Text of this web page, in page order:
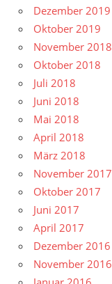
Dezember 2019
Oktober 2019
November 2018
Oktober 2018
Juli 2018
Juni 2018
Mai 2018
April 2018
März 2018
November 2017
Oktober 2017
Juni 2017
April 2017
Dezember 2016
November 2016